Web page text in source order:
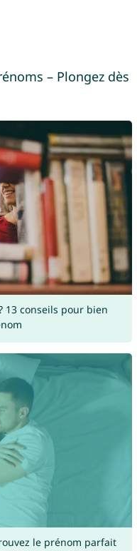
– Plongez dès
13 conseils pour bien
le prénom parfait